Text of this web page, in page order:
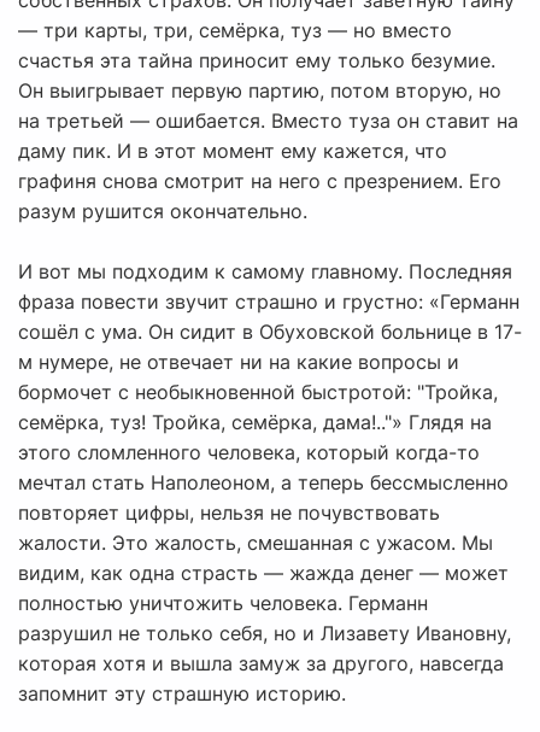
— три карты, три, семёрка, туз — но вместо
счастья эта тайна приносит ему только безумие.
Он выигрывает первую партию, потом вторую, но
на третьей — ошибается. Вместо туза он ставит на
даму пик. И в этот момент ему кажется, что
графиня снова смотрит на него с презрением. Его
разум рушится окончательно.
И вот мы подходим к самому главному. Последняя
фраза повести звучит страшно и грустно: «Германн
сошёл с ума. Он сидит в Обуховской больнице в 17-
м нумере, не отвечает ни на какие вопросы и
бормочет с необыкновенной быстротой: "Тройка,
семёрка, туз! Тройка, семёрка, дама!.."» Глядя на
этого сломленного человека, который когда-то
мечтал стать Наполеоном, а теперь бессмысленно
повторяет цифры, нельзя не почувствовать
жалости. Это жалость, смешанная с ужасом. Мы
видим, как одна страсть — жажда денег — может
полностью уничтожить человека. Германн
разрушил не только себя, но и Лизавету Ивановну,
которая хотя и вышла замуж за другого, навсегда
запомнит эту страшную историю.